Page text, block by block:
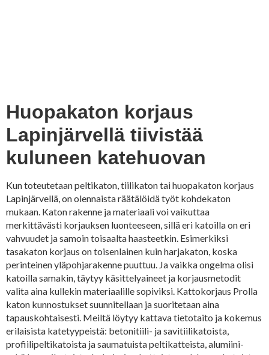
Huopakaton korjaus
Lapinjärvellä tiivistää
kuluneen katehuovan
Kun toteutetaan peltikaton, tiilikaton tai huopakaton korjaus
Lapinjärvellä, on olennaista räätälöidä työt kohdekaton
mukaan. Katon rakenne ja materiaali voi vaikuttaa
merkittävästi korjauksen luonteeseen, sillä eri katoilla on eri
vahvuudet ja samoin toisaalta haasteetkin. Esimerkiksi
tasakaton korjaus on toisenlainen kuin harjakaton, koska
perinteinen yläpohjarakenne puuttuu. Ja vaikka ongelma olisi
katoilla samakin, täytyy käsittelyaineet ja korjausmetodit
valita aina kullekin materiaalille sopiviksi. Kattokorjaus Prolla
katon kunnostukset suunnitellaan ja suoritetaan aina
tapauskohtaisesti. Meiltä löytyy kattava tietotaito ja kokemus
erilaisista katetyypeistä: betonitiili- ja savitiilikatoista,
profiilipeltikatoista ja saumatuista peltikatteista, alumiini-